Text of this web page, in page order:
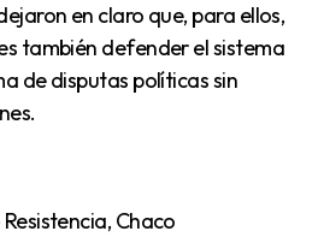
en claro que, para ellos,
también defender el sistema
de disputas políticas sin
Chaco